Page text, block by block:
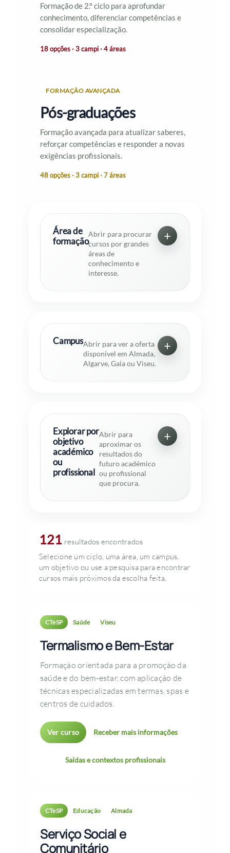
Formação de 2.º ciclo para aprofundar
conhecimento, diferenciar competências e
consolidar especialização.
18 opções · 3 campi · 4 áreas
FORMAÇÃO AVANÇADA
Pós-graduações
Formação avançada para atualizar saberes,
reforçar competências e responder a novas
exigências profissionais.
48 opções · 3 campi · 7 áreas
Área de
formação
Abrir para procurar
cursos por grandes
áreas de
conhecimento e
interesse.
CampusAbrir para ver a oferta
disponível em Almada,
Algarve, Gaia ou Viseu.
Explorar por
objetivo
académico
ou
profissional
Abrir para
aproximar os
resultados do
futuro académico
ou profissional
que procura.
121 resultados encontrados
Selecione um ciclo, uma área, um campus,
um objetivo ou use a pesquisa para encontrar
cursos mais próximos da escolha feita.
CTeSP Saúde Viseu
Termalismo e Bem-Estar
Formação orientada para a promoção da
saúde e do bem-estar, com aplicação de
técnicas especializadas em termas, spas e
centros de cuidados.
Ver curso Receber mais informações
Saídas e contextos profissionais
CTeSP Educação Almada
Serviço Social e
Comunitário